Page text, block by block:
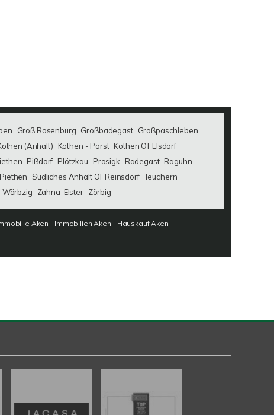
Groß Rosenburg Großbadegast Großpaschleben
(Anhalt) Köthen - Porst Köthen OT Elsdorf
Pißdorf Plötzkau Prosigk Radegast Raguhn
Südliches Anhalt OT Reinsdorf Teuchern
Wörbzig Zahna-Elster Zörbig
Aken Immobilien Aken
Hauskauf Aken
4,67
/
5,00